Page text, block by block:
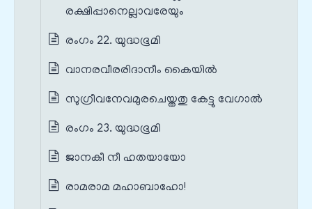
രക്ഷിപ്പാനെല്ലാവരേയും
രംഗം 22. യുദ്ധഭൂമി
വാനരവീരരിദാനീം കൈയിൽ
സുഗ്രീവനേവമുരചെയ്തതു കേട്ടു വേഗാൽ
രംഗം 23. യുദ്ധഭൂമി
ജാനകീ നീ ഹതയായോ
രാമരാമ മഹാബാഹോ!